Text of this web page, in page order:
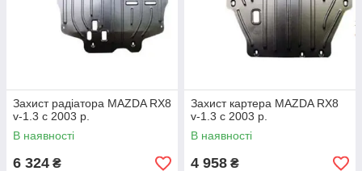
Захист радіатора MAZDA RX8
v-1.3 c 2003 р.
В наявності
6 324 ₴
Захист картера MAZDA RX8
v-1.3 c 2003 р.
В наявності
4 958 ₴